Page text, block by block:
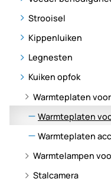
Strooisel
Kippenluiken
Legnesten
Kuiken opfok
Warmteplaten
Warmteplaten
Warmteplaten
Warmtelampen
Stalcamera